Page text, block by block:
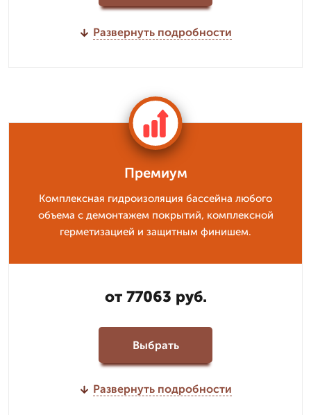
Развернуть подробности
Премиум
Комплексная гидроизоляция бассейна любого
объема с демонтажем покрытий, комплексной
герметизацией и защитным финишем.
от 77063 руб.
Выбрать
Развернуть подробности